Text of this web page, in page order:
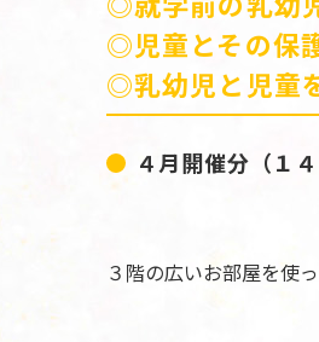
◎児童とその保
◎乳幼児と児童
４月開催分（１
３階の広いお部屋を使